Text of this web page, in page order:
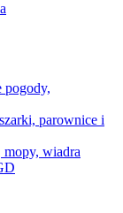
pogody,
parownice i
mopy, wiadra